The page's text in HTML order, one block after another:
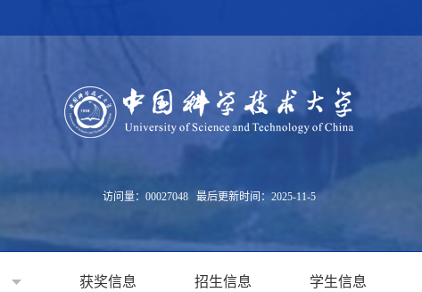
访问量： 00027048 最后更新时间： 2025-11-5
获奖信息 招生信息 学生信息